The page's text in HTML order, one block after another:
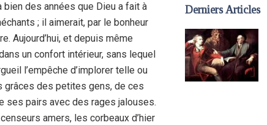
des années que Dieu a fait à
; il aimerait, par le bonheur
Aujourd’hui, et depuis même
un confort intérieur, sans lequel
l’empêche d’implorer telle ou
grâces des petites gens, de ces
ses pairs avec des rages jalouses.
amers, les corbeaux d’hier
Derniers Articles